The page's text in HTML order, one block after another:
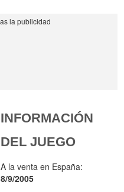
INFORMACIÓN
DEL JUEGO
A la venta en España:
8/9/2005